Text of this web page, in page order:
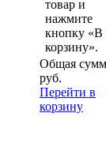
товар и
нажмите
кнопку «В
корзину».
Общая
руб.
Перейти в
корзину